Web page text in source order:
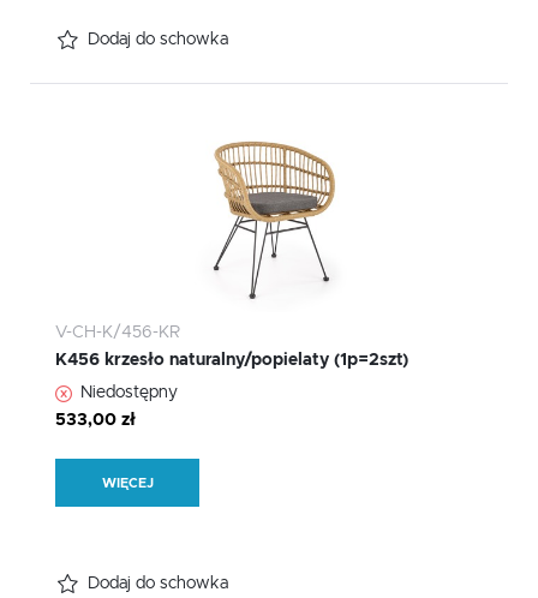
Dodaj do schowka
V-CH-K/456-KR
K456 krzesło naturalny/popielaty (1p=2szt)
Niedostępny
533,00 zł
WIĘCEJ
Dodaj do schowka